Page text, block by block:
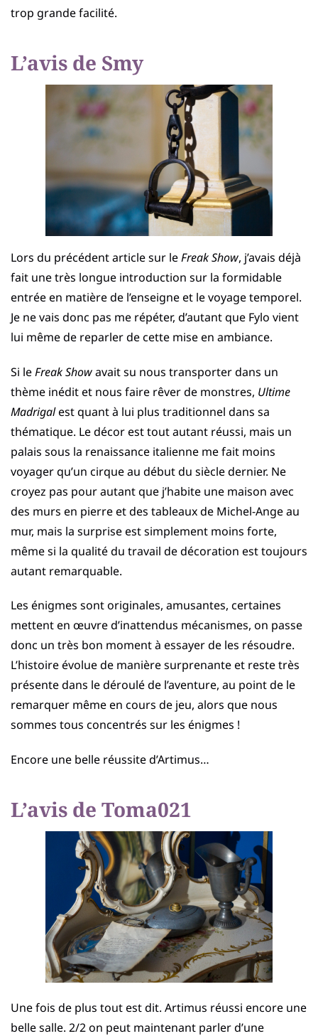
trop grande facilité.
L’avis de Smy
Lors du précédent article sur leFreak Show, j’avais déjà
fait une très longue introduction sur la formidable
entrée en matière de l’enseigne et le voyage temporel.
Je ne vais donc pas me répéter, d’autant que Fylo vient
lui même de reparler de cette mise en ambiance.
Si leFreak Showavait su nous transporter dans un
thème inédit et nous faire rêver de monstres, Ultime
Madrigalest quant à lui plus traditionnel dans sa
thématique. Le décor est tout autant réussi, mais un
palais sous la renaissance italienne me fait moins
voyager qu’un cirque au début du siècle dernier. Ne
croyez pas pour autant que j’habite une maison avec
des murs en pierre et des tableaux de Michel-Ange au
mur, mais la surprise est simplement moins forte,
même si la qualité du travail de décoration est toujours
autant remarquable.
Les énigmes sont originales, amusantes, certaines
mettent en œuvre d’inattendus mécanismes, on passe
donc un très bon moment à essayer de les résoudre.
L’histoire évolue de manière surprenante et reste très
présente dans le déroulé de l’aventure, au point de le
remarquer même en cours de jeu, alors que nous
sommes tous concentrés sur les énigmes !
Encore une belle réussite d’Artimus…
L’avis de Toma021
Une fois de plus tout est dit. Artimus réussi encore une
belle salle. 2/2 on peut maintenant parler d’une